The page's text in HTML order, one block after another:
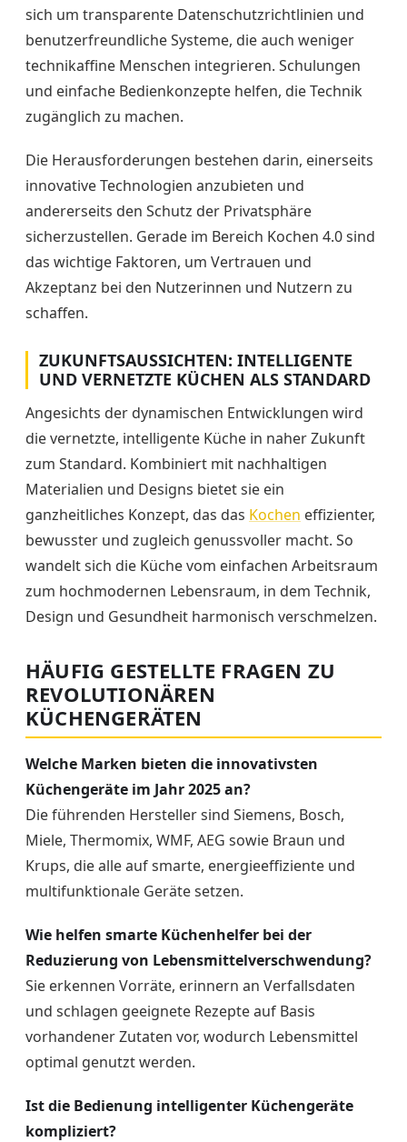
sich um transparente Datenschutzrichtlinien und
benutzerfreundliche Systeme, die auch weniger
technikaffine Menschen integrieren. Schulungen
und einfache Bedienkonzepte helfen, die Technik
zugänglich zu machen.
Die Herausforderungen bestehen darin, einerseits
innovative Technologien anzubieten und
andererseits den Schutz der Privatsphäre
sicherzustellen. Gerade im Bereich Kochen 4.0 sind
das wichtige Faktoren, um Vertrauen und
Akzeptanz bei den Nutzerinnen und Nutzern zu
schaffen.
ZUKUNFTSAUSSICHTEN: INTELLIGENTE
UND VERNETZTE KÜCHEN ALS STANDARD
Angesichts der dynamischen Entwicklungen wird
die vernetzte, intelligente Küche in naher Zukunft
zum Standard. Kombiniert mit nachhaltigen
Materialien und Designs bietet sie ein
ganzheitliches Konzept, das das Kochen effizienter,
bewusster und zugleich genussvoller macht. So
wandelt sich die Küche vom einfachen Arbeitsraum
zum hochmodernen Lebensraum, in dem Technik,
Design und Gesundheit harmonisch verschmelzen.
HÄUFIG GESTELLTE FRAGEN ZU
REVOLUTIONÄREN
KÜCHENGERÄTEN
Welche Marken bieten die innovativsten
Küchengeräte im Jahr 2025 an?
Die führenden Hersteller sind Siemens, Bosch,
Miele, Thermomix, WMF, AEG sowie Braun und
Krups, die alle auf smarte, energieeffiziente und
multifunktionale Geräte setzen.
Wie helfen smarte Küchenhelfer bei der
Reduzierung von Lebensmittelverschwendung?
Sie erkennen Vorräte, erinnern an Verfallsdaten
und schlagen geeignete Rezepte auf Basis
vorhandener Zutaten vor, wodurch Lebensmittel
optimal genutzt werden.
Ist die Bedienung intelligenter Küchengeräte
kompliziert?